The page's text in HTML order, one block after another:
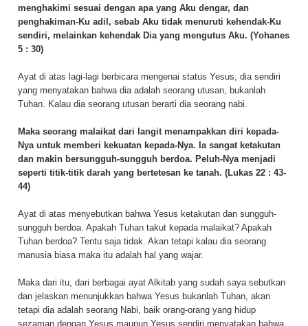
menghakimi sesuai dengan apa yang Aku dengar, dan
penghakiman-Ku adil, sebab Aku tidak menuruti kehendak-Ku
sendiri, melainkan kehendak Dia yang mengutus Aku. (Yohanes
5 : 30)
Ayat di atas lagi-lagi berbicara mengenai status Yesus, dia sendiri
yang menyatakan bahwa dia adalah seorang utusan, bukanlah
Tuhan. Kalau dia seorang utusan berarti dia seorang nabi.
Maka seorang malaikat dari langit menampakkan diri kepada-
Nya untuk memberi kekuatan kepada-Nya. Ia sangat ketakutan
dan makin bersungguh-sungguh berdoa. Peluh-Nya menjadi
seperti titik-titik darah yang bertetesan ke tanah. (Lukas 22 : 43-
44)
Ayat di atas menyebutkan bahwa Yesus ketakutan dan sungguh-
sungguh berdoa. Apakah Tuhan takut kepada malaikat? Apakah
Tuhan berdoa? Tentu saja tidak. Akan tetapi kalau dia seorang
manusia biasa maka itu adalah hal yang wajar.
Maka dari itu, dari berbagai ayat Alkitab yang sudah saya sebutkan
dan jelaskan menunjukkan bahwa Yesus bukanlah Tuhan, akan
tetapi dia adalah seorang Nabi, baik orang-orang yang hidup
sezaman dengan Yesus maupun Yesus sendiri menyatakan bahwa